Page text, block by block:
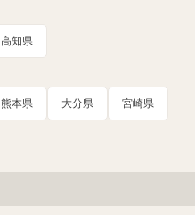
高知県
熊本県 大分県 宮崎県